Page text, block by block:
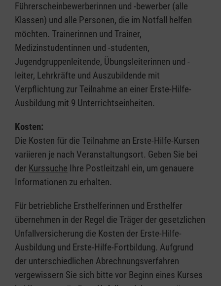
Führerscheinbewerberinnen und -bewerber (alle
Klassen) und alle Personen, die im Notfall helfen
möchten. Trainerinnen und Trainer,
Medizinstudentinnen und -studenten,
Jugendgruppenleitende, Übungsleiterinnen und -
leiter, Lehrkräfte und Auszubildende mit
Verpflichtung zur Teilnahme an einer Erste-Hilfe-
Ausbildung mit 9 Unterrichtseinheiten.
Kosten:
Die Kosten für die Teilnahme an Erste-Hilfe-Kursen
variieren je nach Veranstaltungsort. Geben Sie bei
der Kurssuche Ihre Postleitzahl ein, um genauere
Informationen zu erhalten.
Für betriebliche Ersthelferinnen und Ersthelfer
übernehmen in der Regel die Träger der gesetzlichen
Unfallversicherung die Kosten der Erste-Hilfe-
Ausbildung und Erste-Hilfe-Fortbildung. Aufgrund
der unterschiedlichen Abrechnungsverfahren
vergewissern Sie sich bitte vor Beginn eines Kurses